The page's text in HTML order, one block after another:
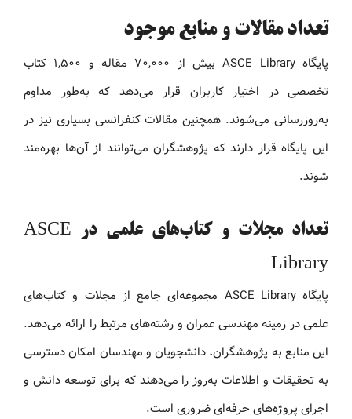
تعداد مقالات و منابع موجود
پایگاه ASCE Library بیش از ۷۰,۰۰۰ مقاله و ۱,۵۰۰ کتاب
تخصصی در اختیار کاربران قرار می‌دهد که به‌طور مداوم
به‌روزرسانی می‌شوند. همچنین مقالات کنفرانسی بسیاری نیز در
این پایگاه قرار دارند که پژوهشگران می‌توانند از آن‌ها بهره‌مند
شوند.
تعداد مجلات و کتاب‌های علمی در ASCE
Library
پایگاه ASCE Library مجموعه‌ای جامع از مجلات و کتاب‌های
علمی در زمینه مهندسی عمران و رشته‌های مرتبط را ارائه می‌دهد.
این منابع به پژوهشگران، دانشجویان و مهندسان امکان دسترسی
به تحقیقات و اطلاعات به‌روز را می‌دهند که برای توسعه دانش و
اجرای پروژه‌های حرفه‌ای ضروری است.